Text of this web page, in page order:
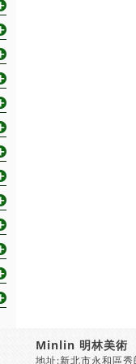
Minlin 明林美術
地址:新北市永和區